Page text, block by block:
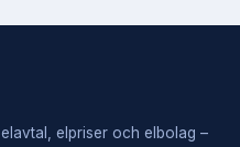
elpriser och elbolag –